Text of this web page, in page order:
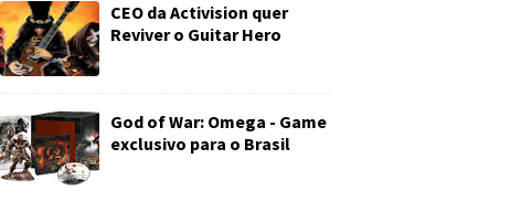
CEO da Activision quer
Reviver o Guitar Hero
God of War: Omega - Game
exclusivo para o Brasil